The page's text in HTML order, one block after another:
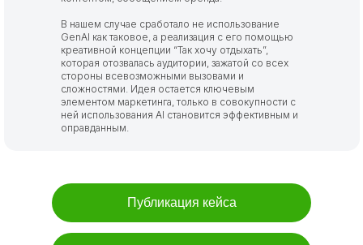
В нашем случае сработало не использование
GenAI как таковое, а реализация с его помощью
креативной концепции “Так хочу отдыхать”,
которая отозвалась аудитории, зажатой со всех
стороны всевозможными вызовами и
сложностями. Идея остается ключевым
элементом маркетинга, только в совокупности с
ней использования AI становится эффективным и
оправданным.
Публикация кейса